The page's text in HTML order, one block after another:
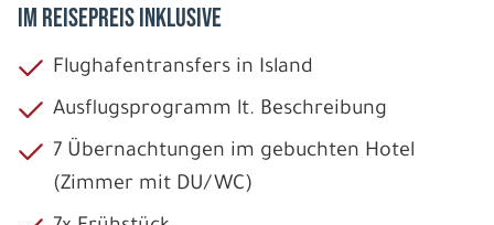
IM REISEPREIS INKLUSIVE
Flughafentransfers in Island
Ausflugsprogramm lt. Beschreibung
7 Übernachtungen im gebuchten Hotel
(Zimmer mit DU/WC)